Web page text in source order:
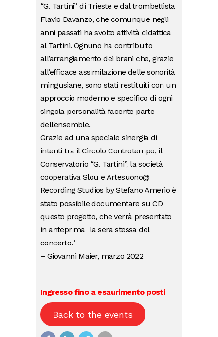
“G. Tartini” di Trieste e dal trombettista
Flavio Davanzo, che comunque negli
anni passati ha svolto attività didattica
al Tartini. Ognuno ha contribuito
all’arrangiamento dei brani che, grazie
all’efficace assimilazione delle sonorità
mingusiane, sono stati restituiti con un
approccio moderno e specifico di ogni
singola personalità facente parte
dell’ensemble.
Grazie ad una speciale sinergia di
intenti tra il Circolo Controtempo, il
Conservatorio “G. Tartini”, la società
cooperativa Slou e Artesuono@
Recording Studios by Stefano Amerio è
stato possibile documentare su CD
questo progetto, che verrà presentato
in anteprima la sera stessa del
concerto.”
– Giovanni Maier, marzo 2022
Ingresso fino a esaurimento posti
Back to the events